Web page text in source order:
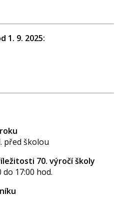
1. 9. 2025:
před školou
70. výročí školy
do 17:00 hod.